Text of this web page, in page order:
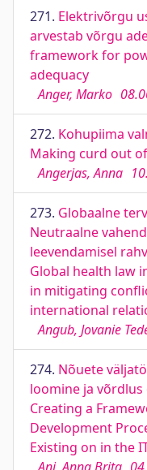
271. Elektrivõrgu
arvestab võrgu
framework for
adequacy
Anger, Marko
272. Kohupiima
Making curd out
Angerjas, Anna
273. Globaalne
Neutraalne
leevendamisel
Global health law
in mitigating
international
Angub, Jovanie
274. Nõuete
loomine ja võrdlus
Creating a
Development
Existing on in the